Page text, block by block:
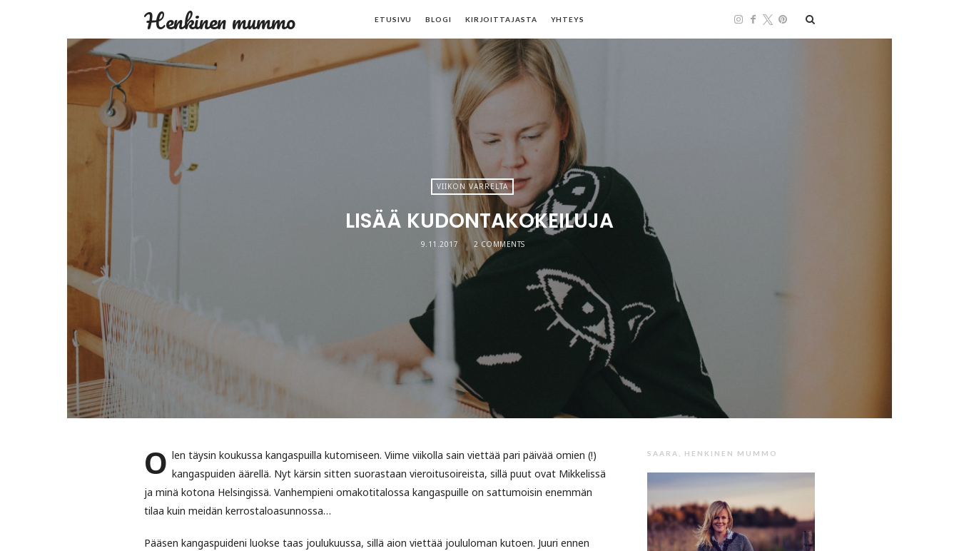
Henkinen mummo ETUSIVU BLOGI KIRJOITTAJASTA YHTEYS
VIIKON VARRELTA
LISÄÄ KUDONTAKOKEILUJA
9.11.2017 2 COMMENTS
O len täysin koukussa kangaspuilla kutomiseen. Viime viikolla sain viettää pari päivää omien (!)
kangaspuiden äärellä. Nyt kärsin sitten suorastaan vieroitusoireista, sillä puut ovat Mikkelissä
ja minä kotona Helsingissä. Vanhempieni omakotitalossa kangaspuille on sattumoisin enemmän
tilaa kuin meidän kerrostaloasunnossa…
Pääsen kangaspuideni luokse taas joulukuussa, sillä aion viettää joululoman kutoen. Juuri ennen
SAARA, HENKINEN MUMMO